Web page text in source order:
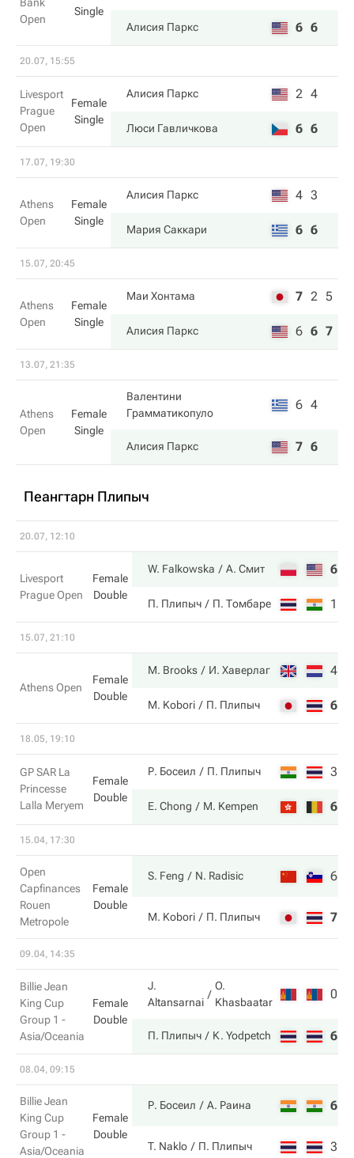
Open
Single
Алисия Паркс
6 6
20.07, 15:55
Livesport
Prague
Open
Female
Single
Алисия Паркс 2 4
Люси Гавличкова 6 6
17.07, 19:30
Athens
Open
Female
Single
Алисия Паркс 4 3
Мария Саккари 6 6
15.07, 20:45
Athens
Open
Female
Single
Маи Хонтама 7 2 5
Алисия Паркс 6 6 7
13.07, 21:35
Athens
Open
Female
Single
Валентини
Грамматикопуло
6 4
Алисия Паркс 7 6
Пеангтарн Плипыч
20.07, 12:10
Livesport
Prague Open
Female
Double
W. Falkowska А. Смит 6
П. Плипыч П. Томбаре 1
15.07, 21:10
Athens Open
Female
Double
M. Brooks И. Хаверлаг 4
M. Kobori П. Плипыч 6
18.05, 19:10
GP SAR La
Princesse
Lalla Meryem
Female
Double
Р. Босеил П. Плипыч 3
E. Chong M. Kempen 6
15.04, 17:30
Open
Capfinances
Rouen
Metropole
Female
Double
S. Feng N. Radisic 6
M. Kobori П. Плипыч 7
09.04, 14:35
Billie Jean
King Cup
Group 1 -
Asia/Oceania
Female
Double
J.
Altansarnai
O.
Khasbaatar
0
П. Плипыч K. Yodpetch 6
08.04, 09:15
Billie Jean
King Cup
Group 1 -
Asia/Oceania
Female
Double
Р. Босеил А. Раина 6
T. Naklo П. Плипыч 3